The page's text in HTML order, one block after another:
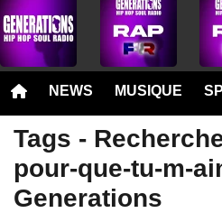
NEWS MUSIQUE
Tags -
pour-que-tu-m-
Generations